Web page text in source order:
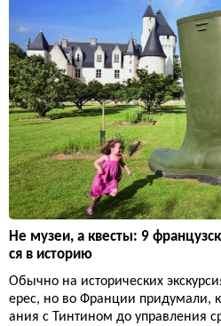
Не музеи, а квесты: 9
ся в историю
Обычно на исторических
ерес, но во Франции придумали,
ания с Тинтином до управления